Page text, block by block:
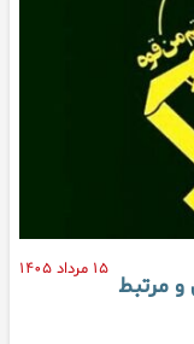
۱۵ مرداد ۱۴۰۵
و مرتبط